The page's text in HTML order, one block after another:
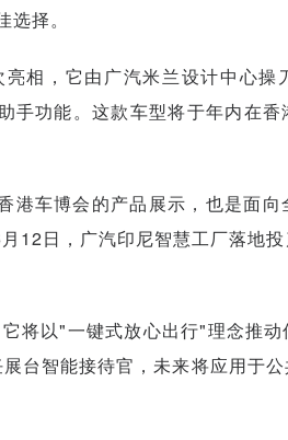
择。
相，它由广汽米兰设计中心操
手功能。这款车型将于年内在
港车博会的产品展示，也是面
12日，广汽印尼智慧工厂落地
将以"一键式放心出行"理念推
台智能接待官，未来将应用于